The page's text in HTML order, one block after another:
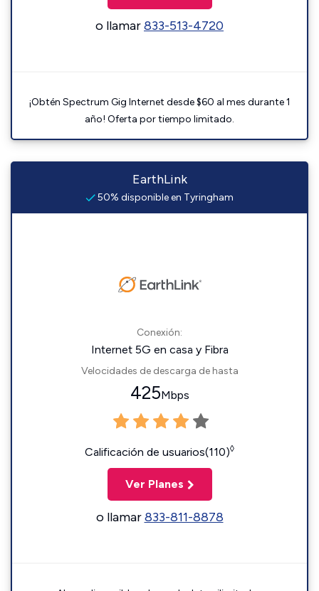
o llamar833-513-4720
¡Obtén Spectrum Gig Internet desde $60 al mes durante 1
año! Oferta por tiempo limitado.
EarthLink
50% disponible en Tyringham
Conexión:
Internet 5G en casa y Fibra
Velocidades de descarga de hasta
425Mbps
Calificación de usuarios(110)◊
Ver Planes
o llamar833-811-8878